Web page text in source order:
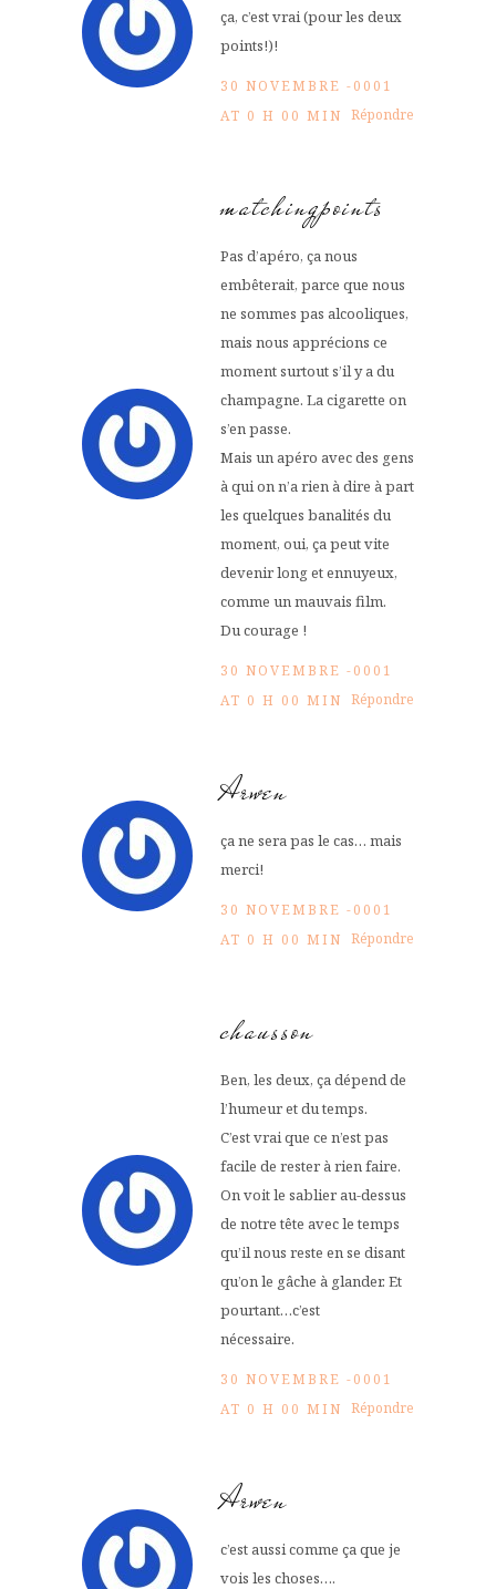
ça, c’est vrai (pour les deux
points!)!
30 NOVEMBRE -0001
AT 0 H 00 MIN Répondre
matchingpoints
Pas d’apéro, ça nous
embêterait, parce que nous
ne sommes pas alcooliques,
mais nous apprécions ce
moment surtout s’il y a du
champagne. La cigarette on
s’en passe.
Mais un apéro avec des gens
à qui on n’a rien à dire à part
les quelques banalités du
moment, oui, ça peut vite
devenir long et ennuyeux,
comme un mauvais film.
Du courage !
30 NOVEMBRE -0001
AT 0 H 00 MIN Répondre
Arwen
ça ne sera pas le cas… mais
merci!
30 NOVEMBRE -0001
AT 0 H 00 MIN Répondre
chausson
Ben, les deux, ça dépend de
l’humeur et du temps.
C’est vrai que ce n’est pas
facile de rester à rien faire.
On voit le sablier au-dessus
de notre tête avec le temps
qu’il nous reste en se disant
qu’on le gâche à glander. Et
pourtant…c’est
nécessaire.
30 NOVEMBRE -0001
AT 0 H 00 MIN Répondre
Arwen
c’est aussi comme ça que je
vois les choses….